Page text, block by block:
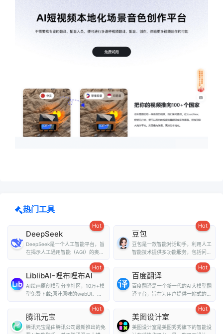
热门工具
Hot
DeepSeek
DeepSeek是一个人工智能平台，旨
在揭示人工通用智能（AGI）的奥
Hot
豆包
豆包是一款智能对话助手，利用人工
智能技术提供多功能服务，包括问
Hot
LiblibAI-哩布哩布AI
AI绘画原创模型分享社区，10万+模
型免费下载;原汁原味的webUI、
Hot
百度翻译
百度翻译是一个新一代的AI大模型翻
译平台，旨在为用户提供一站式的翻
Hot
腾讯元宝
腾讯元宝是由腾讯公司最新推出的免
Hot
美图设计室
美图设计室是美图秀秀旗下的智能设